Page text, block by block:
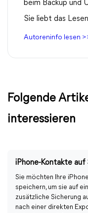
beim Backup und
Sie liebt das
Autoreninfo lesen
Folgende
interessieren
Sie möchten Ihre
speichern, um sie auf
zusätzliche Sicherung
nach einer direkten